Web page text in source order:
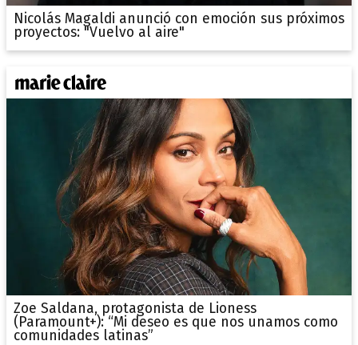
Nicolás Magaldi anunció con emoción sus próximos
proyectos: "Vuelvo al aire"
Zoe Saldana, protagonista de Lioness
(Paramount+): “Mi deseo es que nos unamos como
comunidades latinas”